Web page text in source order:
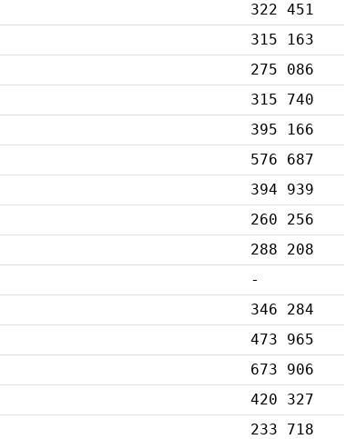
322 451
315 163
275 086
315 740
395 166
576 687
394 939
260 256
288 208
-
346 284
473 965
673 906
420 327
233 718